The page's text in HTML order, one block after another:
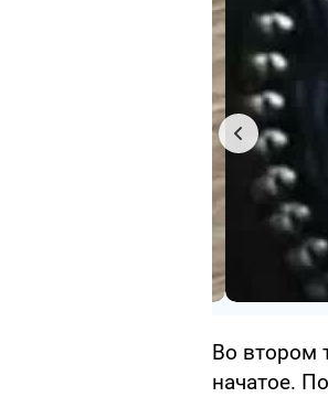
Во втором
начатое.